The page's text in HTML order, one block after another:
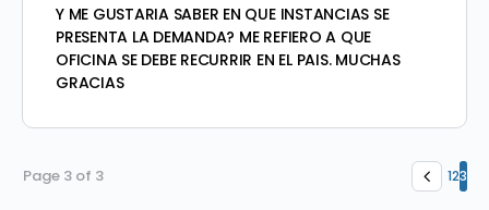
Y ME GUSTARIA SABER EN QUE INSTANCIAS SE
PRESENTA LA DEMANDA? ME REFIERO A QUE
OFICINA SE DEBE RECURRIR EN EL PAIS. MUCHAS
GRACIAS
Page 3 of 3 123